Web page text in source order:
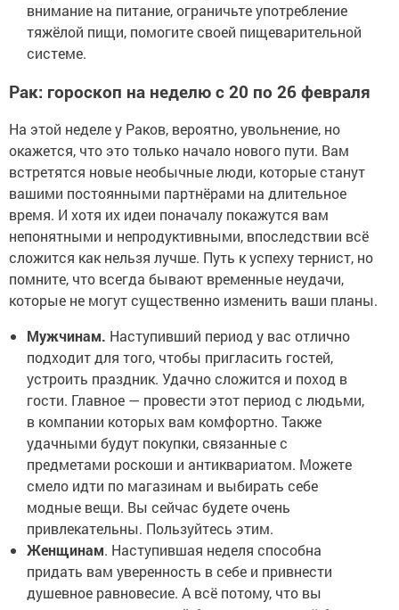
внимание на питание, ограничьте употребление
тяжёлой пищи, помогите своей пищеварительной
системе.
Рак: гороскоп на неделю с 20 по 26 февраля
На этой неделе у Раков, вероятно, увольнение, но
окажется, что это только начало нового пути. Вам
встретятся новые необычные люди, которые станут
вашими постоянными партнёрами на длительное
время. И хотя их идеи поначалу покажутся вам
непонятными и непродуктивными, впоследствии всё
сложится как нельзя лучше. Путь к успеху тернист, но
помните, что всегда бывают временные неудачи,
которые не могут существенно изменить ваши планы.
Мужчинам. Наступивший период у вас отлично
подходит для того, чтобы пригласить гостей,
устроить праздник. Удачно сложится и поход в
гости. Главное — провести этот период с людьми,
в компании которых вам комфортно. Также
удачными будут покупки, связанные с
предметами роскоши и антиквариатом. Можете
смело идти по магазинам и выбирать себе
модные вещи. Вы сейчас будете очень
привлекательны. Пользуйтесь этим.
Женщинам. Наступившая неделя способна
придать вам уверенность в себе и привнести
душевное равновесие. А всё потому, что вы